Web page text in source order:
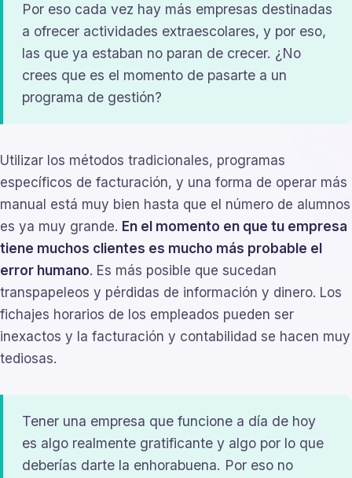
Por eso cada vez hay más empresas destinadas
a ofrecer actividades extraescolares, y por eso,
las que ya estaban no paran de crecer. ¿No
crees que es el momento de pasarte a un
programa de gestión?
Utilizar los métodos tradicionales, programas
específicos de facturación, y una forma de operar más
manual está muy bien hasta que el número de alumnos
es ya muy grande. En el momento en que tu empresa
tiene muchos clientes es mucho más probable el
error humano. Es más posible que sucedan
transpapeleos y pérdidas de información y dinero. Los
fichajes horarios de los empleados pueden ser
inexactos y la facturación y contabilidad se hacen muy
tediosas.
Tener una empresa que funcione a día de hoy
es algo realmente gratificante y algo por lo que
deberías darte la enhorabuena. Por eso no